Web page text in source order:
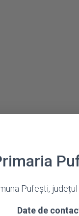
Pufești,
Date de